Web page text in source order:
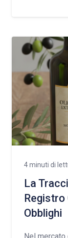
4 minuti di
La
Registro
Obblighi